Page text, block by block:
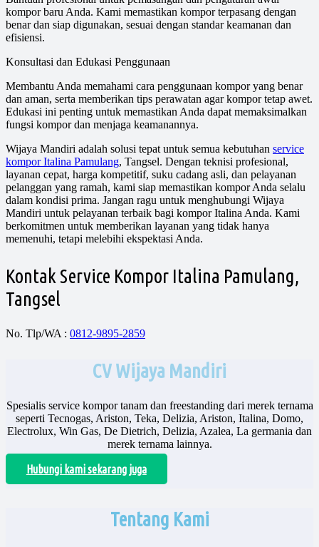
kompor baru Anda. Kami memastikan kompor terpasang dengan
benar dan siap digunakan, sesuai dengan standar keamanan dan
efisiensi.
Konsultasi dan Edukasi Penggunaan
Membantu Anda memahami cara penggunaan kompor yang benar
dan aman, serta memberikan tips perawatan agar kompor tetap awet.
Edukasi ini penting untuk memastikan Anda dapat memaksimalkan
fungsi kompor dan menjaga keamanannya.
Wijaya Mandiri adalah solusi tepat untuk semua kebutuhan service
kompor Italina Pamulang, Tangsel. Dengan teknisi profesional,
layanan cepat, harga kompetitif, suku cadang asli, dan pelayanan
pelanggan yang ramah, kami siap memastikan kompor Anda selalu
dalam kondisi prima. Jangan ragu untuk menghubungi Wijaya
Mandiri untuk pelayanan terbaik bagi kompor Italina Anda. Kami
berkomitmen untuk memberikan layanan yang tidak hanya
memenuhi, tetapi melebihi ekspektasi Anda.
Kontak Service Kompor Italina Pamulang,
Tangsel
No. Tlp/WA : 0812-9895-2859
CV Wijaya Mandiri
Spesialis service kompor tanam dan freestanding dari merek ternama
seperti Tecnogas, Ariston, Teka, Delizia, Ariston, Italina, Domo,
Electrolux, Win Gas, De Dietrich, Delizia, Azalea, La germania dan
merek ternama lainnya.
Hubungi kami sekarang juga
Tentang Kami